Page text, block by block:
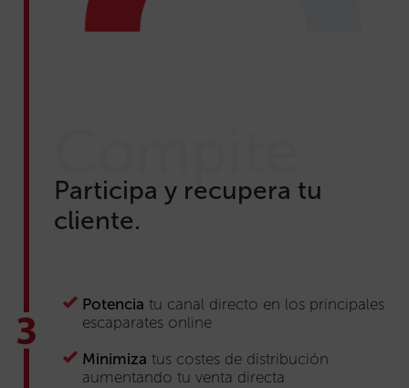
Participa y recupera tu
cliente.
Potencia tu canal directo en los principales
escaparates online
Minimiza tus costes de distribución
aumentando tu venta directa